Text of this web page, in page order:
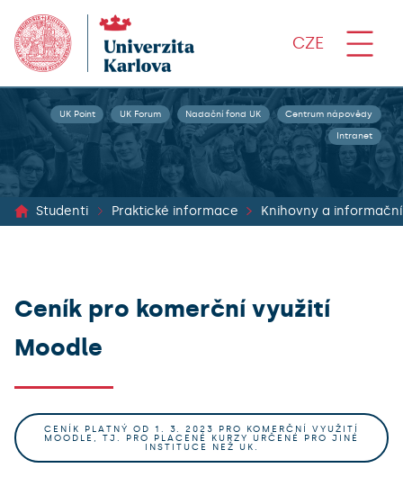
CZE
UK Point UK Forum Nadační fond UK Centrum nápovědy
Intranet
Studenti Praktické informace
Ceník pro komerční využití
Moodle
CENÍK PLATNÝ OD 1. 3. 2023 PRO KOMERČNÍ VYUŽITÍ
MOODLE, TJ. PRO PLACENÉ KURZY URČENÉ PRO JINÉ
INSTITUCE NEŽ UK.